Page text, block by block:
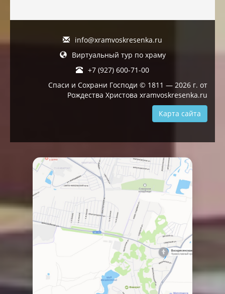
info@xramvoskresenka.ru
Виртуальный тур по храму
+7 (927) 600-71-00
Спаси и Сохрани Господи © 1811 — 2026 г. от
Рождества Христова xramvoskresenka.ru
Карта сайта